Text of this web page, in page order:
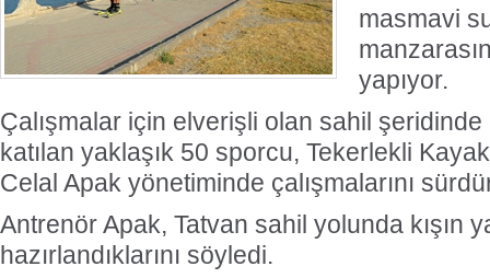
masmavi
yapıyor.
Çalışmalar için elverişli olan sahil
katılan yaklaşık 50 sporcu, Tekerlekli
Celal Apak yönetiminde çalışmalarını
Antrenör Apak, Tatvan sahil yolunda kışın
hazırlandıklarını söyledi.